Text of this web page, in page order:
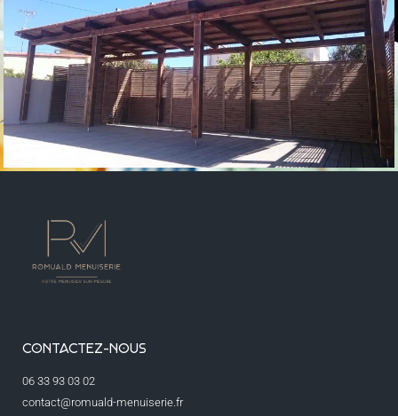
CONTACTEZ-NOUS
06 33 93 03 02
contact@romuald-menuiserie.fr